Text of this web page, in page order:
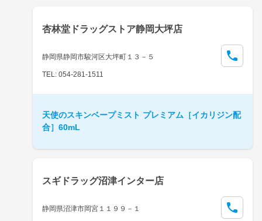
杏林堂ドラッグストア静岡大坪店
静岡県静岡市駿河区大坪町１３－５
TEL: 054-281-1511
天使のスキンベープミスト プレミアム［イカリジン配
合］60mL
スギドラッグ沼津インター店
静岡県沼津市岡宮１１９９－１